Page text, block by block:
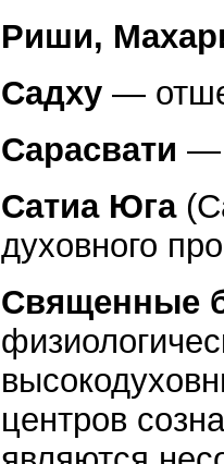
Риши,
Садху —
Сарасвати —
Сатиа Юга
духовного
Священные
центров